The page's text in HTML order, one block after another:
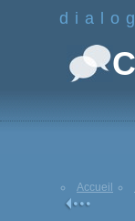
Accueil